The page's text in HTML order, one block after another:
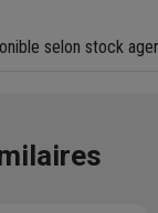
selon stock